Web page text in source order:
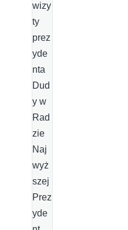
wizy
ty
prez
yde
nta
Dud
y w
Rad
zie
Naj
wyż
szej
Prez
yde